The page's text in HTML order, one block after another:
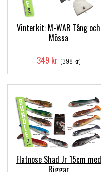
Vinterkit: M-WAR Tång och
Mössa
349 kr (398 kr)
Flatnose Shad Jr 15cm med
Riggar